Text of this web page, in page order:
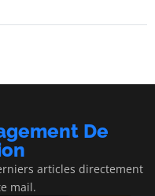
De
articles directement
mail.